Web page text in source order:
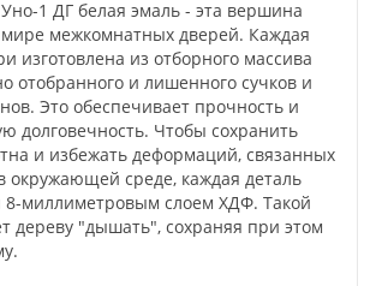
1 ДГ белая эмаль - эта вершина
межкомнатных дверей. Каждая
изготовлена из отборного массива
отобранного и лишенного сучков и
Это обеспечивает прочность и
долговечность. Чтобы сохранить
и избежать деформаций, связанных
окружающей среде, каждая деталь
8-миллиметровым слоем ХДФ. Такой
дереву "дышать", сохраняя при этом